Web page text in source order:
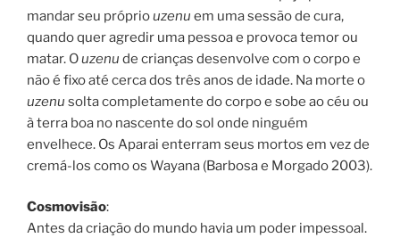
mandar seu própriouzenu em uma sessão de cura,
quando quer agredir uma pessoa e provoca temor ou
matar. Ouzenu de crianças desenvolve com o corpo e
não é fixo até cerca dos três anos de idade. Na morte o
uzenu solta completamente do corpo e sobe ao céu ou
à terra boa no nascente do sol onde ninguém
envelhece. Os Aparai enterram seus mortos em vez de
cremá-los como os Wayana (Barbosa e Morgado 2003).
Cosmovisão:
Antes da criação do mundo havia um poder impessoal.